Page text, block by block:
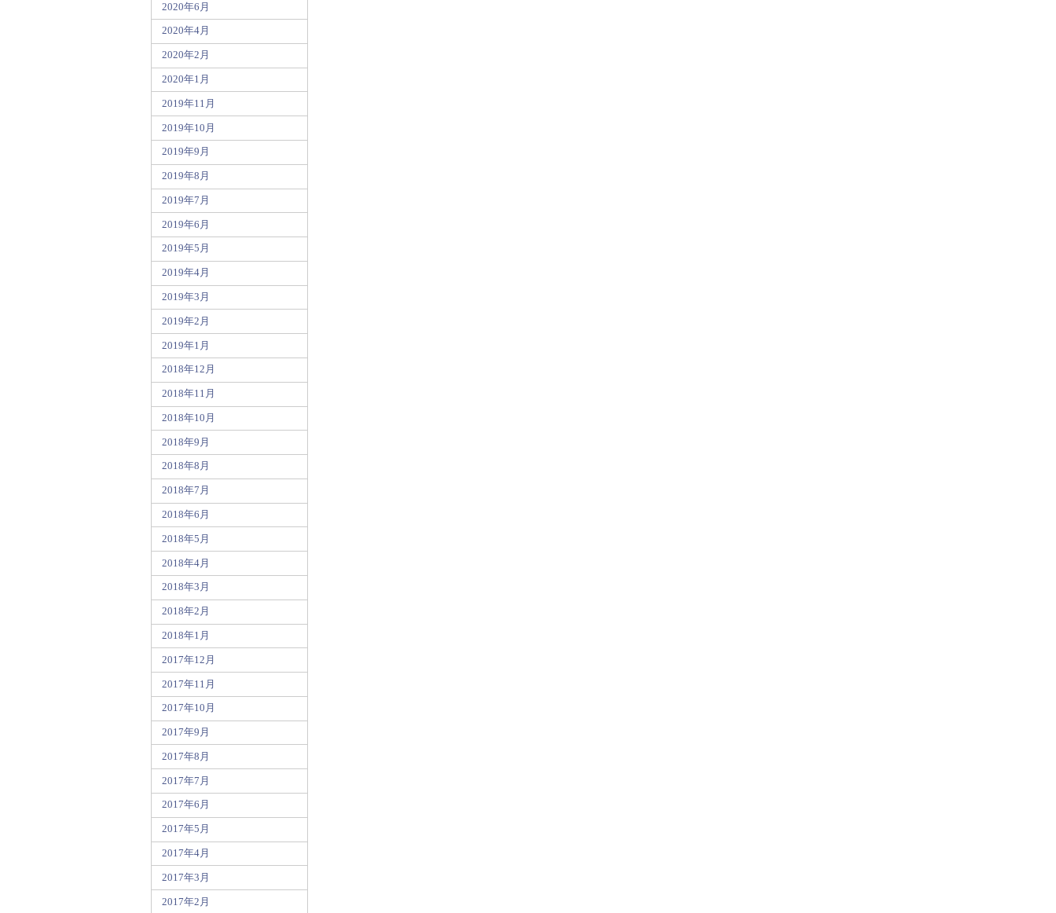
2020年6月
2020年4月
2020年2月
2020年1月
2019年11月
2019年10月
2019年9月
2019年8月
2019年7月
2019年6月
2019年5月
2019年4月
2019年3月
2019年2月
2019年1月
2018年12月
2018年11月
2018年10月
2018年9月
2018年8月
2018年7月
2018年6月
2018年5月
2018年4月
2018年3月
2018年2月
2018年1月
2017年12月
2017年11月
2017年10月
2017年9月
2017年8月
2017年7月
2017年6月
2017年5月
2017年4月
2017年3月
2017年2月